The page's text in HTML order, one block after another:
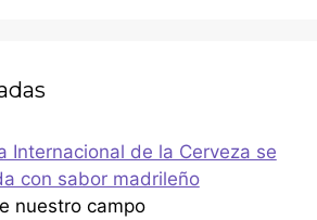
Internacional de la Cerveza se
con sabor madrileño
nuestro campo